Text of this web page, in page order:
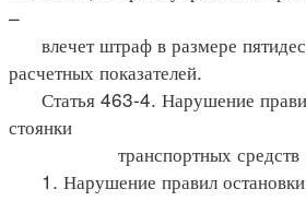
–
влечет штраф в размере
расчетных показателей.
Статья 463-4. Нарушение
стоянки
транспортных средств
1. Нарушение правил остановки